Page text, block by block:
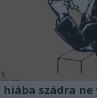
szádra ne